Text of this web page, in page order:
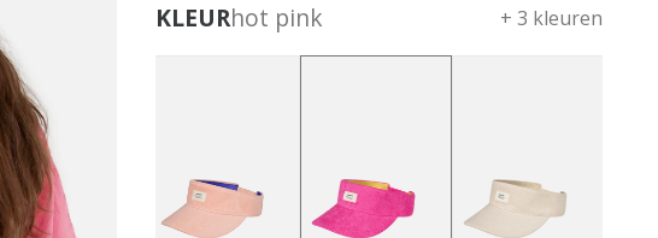
KLEURhot pink + 3 kleuren